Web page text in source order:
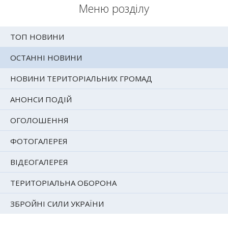
Меню розділу
ТОП НОВИНИ
ОСТАННІ НОВИНИ
НОВИНИ ТЕРИТОРІАЛЬНИХ ГРОМАД
АНОНСИ ПОДІЙ
ОГОЛОШЕННЯ
ФОТОГАЛЕРЕЯ
ВІДЕОГАЛЕРЕЯ
ТЕРИТОРІАЛЬНА ОБОРОНА
ЗБРОЙНІ СИЛИ УКРАЇНИ